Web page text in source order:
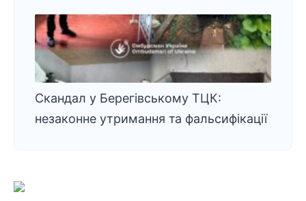
Скандал у Берегівському ТЦК:
незаконне утримання та фальсифікації